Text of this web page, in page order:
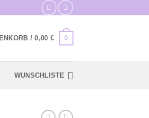
/0,00 € 0
WUNSCHLISTE